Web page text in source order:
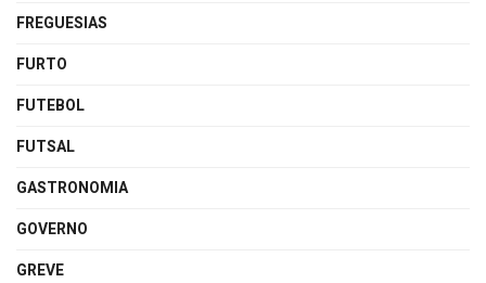
FREGUESIAS
FURTO
FUTEBOL
FUTSAL
GASTRONOMIA
GOVERNO
GREVE